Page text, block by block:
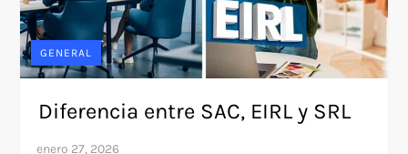
GENERAL
Diferencia entre SAC, EIRL y SRL